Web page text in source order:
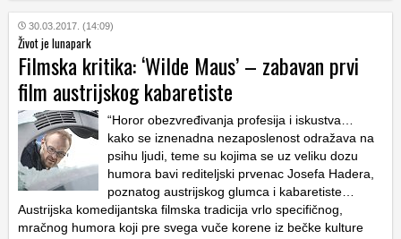
30.03.2017. (14:09)
Život je lunapark
Filmska kritika: ‘Wilde Maus’ – zabavan prvi
film austrijskog kabaretiste
“Horor obezvređivanja profesija i iskustva…
kako se iznenadna nezaposlenost odražava na
psihu ljudi, teme su kojima se uz veliku dozu
humora bavi rediteljski prvenac Josefa Hadera,
poznatog austrijskog glumca i kabaretiste…
Austrijska komedijantska filmska tradicija vrlo specifičnog,
mračnog humora koji pre svega vuče korene iz bečke kulture